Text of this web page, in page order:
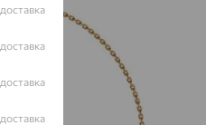
доставка
доставка
доставка
доставка